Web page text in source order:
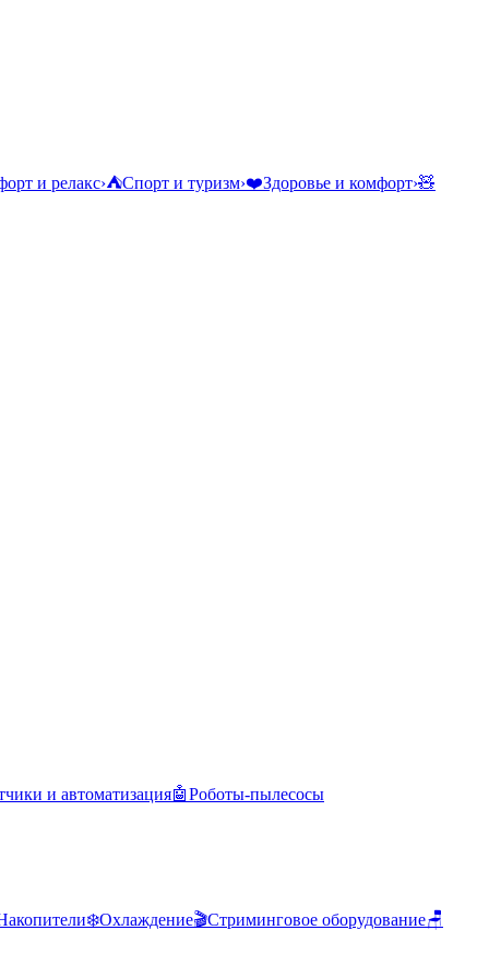
и релакс›⛺Спорт и туризм›❤️Здоровье и комфорт›🧸
и автоматизация🤖Роботы-пылесосы
❄️Охлаждение🎬Стриминговое оборудование🪑